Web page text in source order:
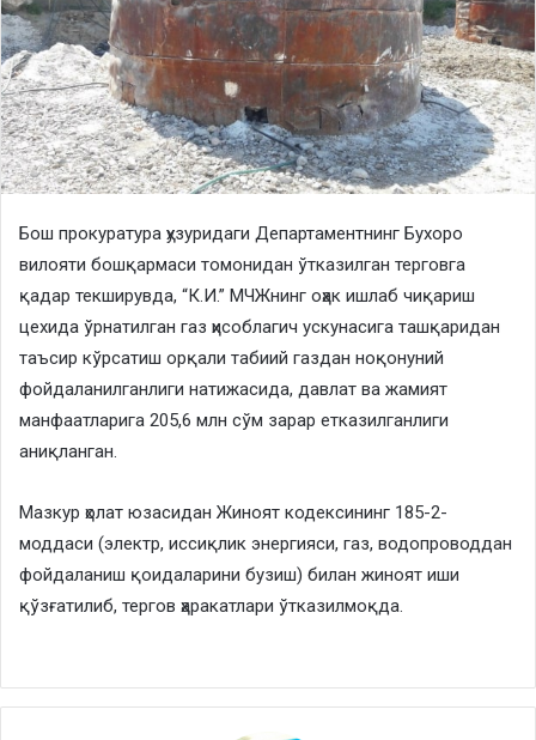
Бош прокуратура ҳузуридаги Департаментнинг Бухоро
вилояти бошқармаси томонидан ўтказилган терговга
қадар текширувда, “К.И.” МЧЖнинг оҳак ишлаб чиқариш
цехида ўрнатилган газ ҳисоблагич ускунасига ташқаридан
таъсир кўрсатиш орқали табиий газдан ноқонуний
фойдаланилганлиги натижасида, давлат ва жамият
манфаатларига 205,6 млн сўм зарар етказилганлиги
аниқланган.
Мазкур ҳолат юзасидан Жиноят кодексининг 185-2-
моддаси (электр, иссиқлик энергияси, газ, водопроводдан
фойдаланиш қоидаларини бузиш) билан жиноят иши
қўзғатилиб, тергов ҳаракатлари ўтказилмоқда.